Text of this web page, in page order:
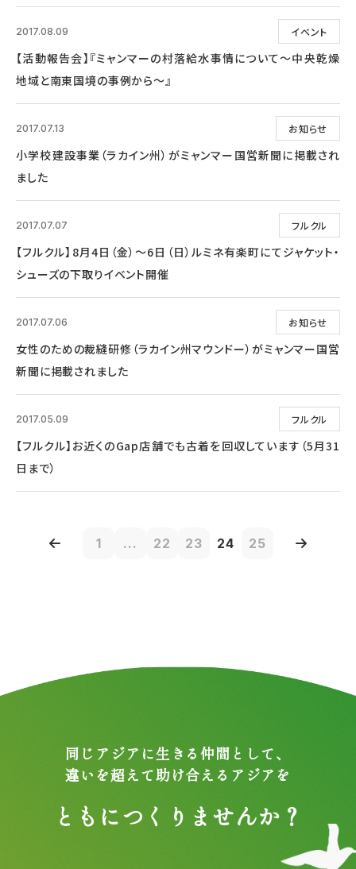
イベント
2017.08.09
【活動報告会】『ミャンマーの村落給水事情について～中央乾燥
地域と南東国境の事例から～』
お知らせ
2017.07.13
小学校建設事業（ラカイン州）がミャンマー国営新聞に掲載され
ました
フルクル
2017.07.07
【フルクル】8月4日（金）～6日（日）ルミネ有楽町にてジャケット・
シューズの下取りイベント開催
お知らせ
2017.07.06
女性のための裁縫研修（ラカイン州マウンドー）がミャンマー国営
新聞に掲載されました
フルクル
2017.05.09
【フルクル】お近くのGap店舗でも古着を回収しています（5月31
日まで）
1 ... 22 23 24 25
同じアジアに生きる仲間として、
違いを超えて助け合えるアジアを
ともにつくりませんか？